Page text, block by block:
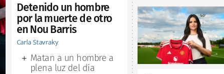
Detenido un hombre
por la muerte de otro
en Nou Barris
Carla Stavraky
Matan a un hombre a
plena luz del día